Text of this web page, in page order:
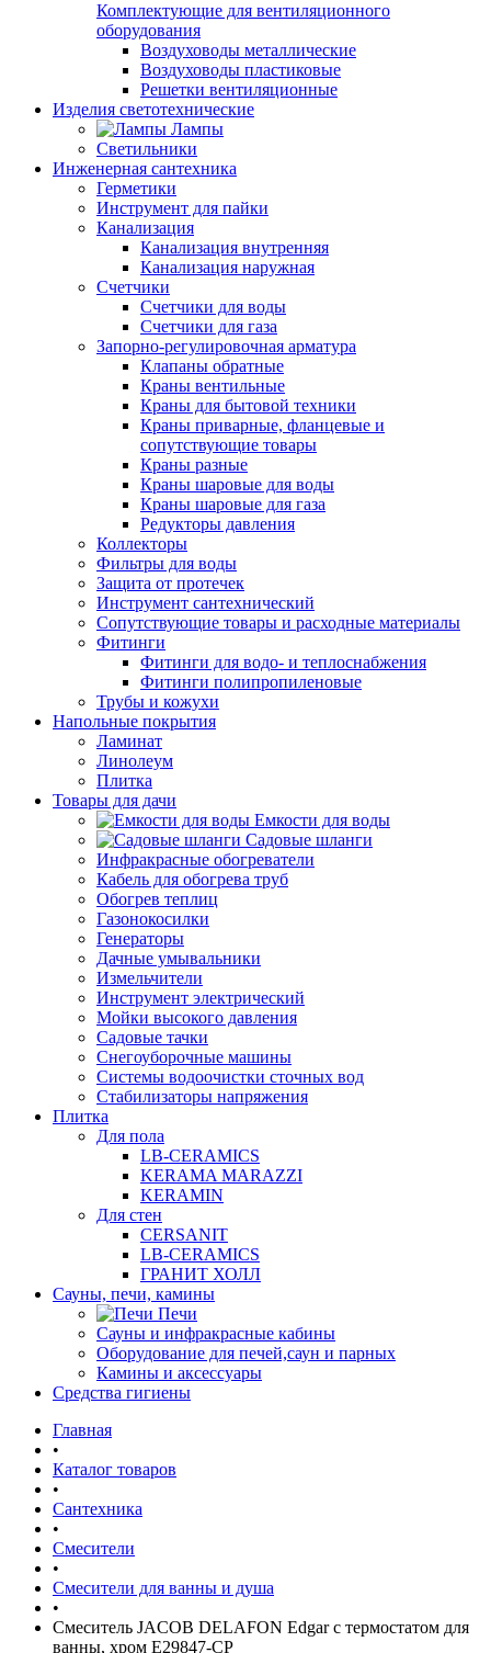
Комплектующие для вентиляционного
оборудования
Воздуховоды металлические
Воздуховоды пластиковые
Решетки вентиляционные
Изделия светотехнические
Лампы
Светильники
Инженерная сантехника
Герметики
Инструмент для пайки
Канализация
Канализация внутренняя
Канализация наружная
Счетчики
Счетчики для воды
Счетчики для газа
Запорно-регулировочная арматура
Клапаны обратные
Краны вентильные
Краны для бытовой техники
Краны приварные, фланцевые и
сопутствующие товары
Краны разные
Краны шаровые для воды
Краны шаровые для газа
Редукторы давления
Коллекторы
Фильтры для воды
Защита от протечек
Инструмент сантехнический
Сопутствующие товары и расходные материалы
Фитинги
Фитинги для водо- и теплоснабжения
Фитинги полипропиленовые
Трубы и кожухи
Напольные покрытия
Ламинат
Линолеум
Плитка
Товары для дачи
Емкости для воды
Садовые шланги
Инфракрасные обогреватели
Кабель для обогрева труб
Обогрев теплиц
Газонокосилки
Генераторы
Дачные умывальники
Измельчители
Инструмент электрический
Мойки высокого давления
Садовые тачки
Снегоуборочные машины
Системы водоочистки сточных вод
Стабилизаторы напряжения
Плитка
Для пола
LB-CERAMICS
KERAMA MARAZZI
KERAMIN
Для стен
CERSANIT
LB-CERAMICS
ГРАНИТ ХОЛЛ
Сауны, печи, камины
Печи
Сауны и инфракрасные кабины
Оборудование для печей,саун и парных
Камины и аксессуары
Средства гигиены
Главная
•
Каталог товаров
•
Сантехника
•
Смесители
•
Смесители для ванны и душа
•
Смеситель JACOB DELAFON Edgar с термостатом для
ванны, хром E29847-CP